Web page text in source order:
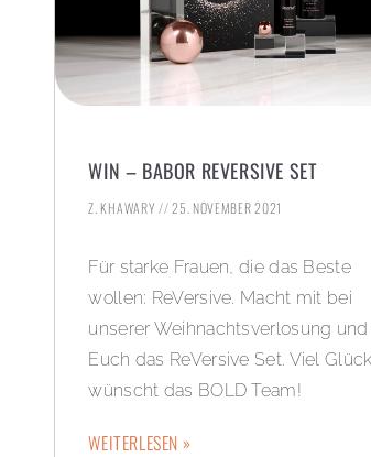
WIN – BABOR REVERSIVE SET
Z. KHAWARY 25. NOVEMBER 2021
Für starke Frauen, die das Beste
wollen: ReVersive. Macht mit bei
unserer Weihnachtsverlosung
Euch das ReVersive Set. Viel Glück
wünscht das BOLD Team!
WEITERLESEN »